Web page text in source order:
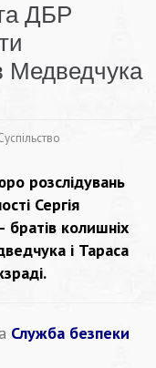
ДБР
Медведчука
розслідувань
Сергія
колишніх
і Тараса
Служба безпеки